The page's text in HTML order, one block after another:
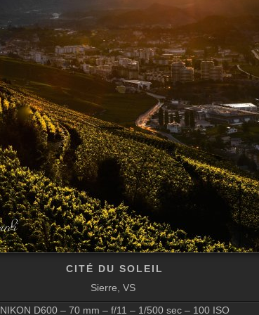
CITÉ DU SOLEIL
Sierre, VS
NIKON D600 – 70 mm – f/11 – 1/500 sec – 100 ISO